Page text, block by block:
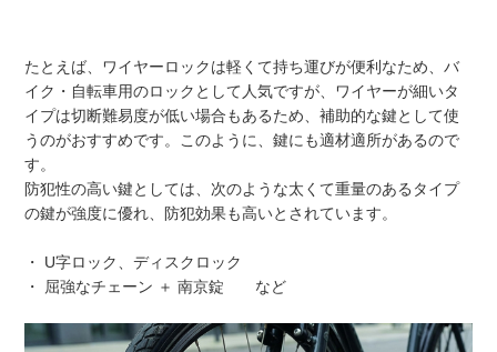
たとえば、ワイヤーロックは軽くて持ち運びが便利なため、バ
イク・自転車用のロックとして人気ですが、ワイヤーが細いタ
イプは切断難易度が低い場合もあるため、補助的な鍵として使
うのがおすすめです。このように、鍵にも適材適所があるので
す。
防犯性の高い鍵としては、次のような太くて重量のあるタイプ
の鍵が強度に優れ、防犯効果も高いとされています。
・ U字ロック、ディスクロック
・ 屈強なチェーン ＋ 南京錠 など